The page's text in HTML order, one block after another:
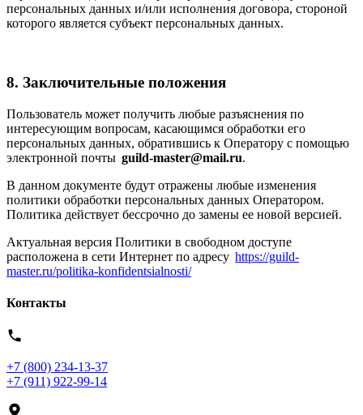
персональных данных и/или исполнения договора, стороной
которого является субъект персональных данных.
8. Заключительные положения
Пользователь может получить любые разъяснения по
интересующим вопросам, касающимся обработки его
персональных данных, обратившись к Оператору с помощью
электронной почты guild-master@mail.ru.
В данном документе будут отражены любые изменения
политики обработки персональных данных Оператором.
Политика действует бессрочно до замены ее новой версией.
Актуальная версия Политики в свободном доступе
расположена в сети Интернет по адресу https://guild-
master.ru/politika-konfidentsialnosti/
Контакты
+7 (800) 234-13-37
+7 (911) 922-99-14